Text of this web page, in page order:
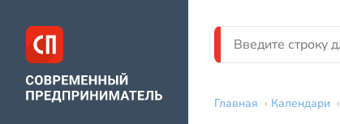
Главная › Календари ›